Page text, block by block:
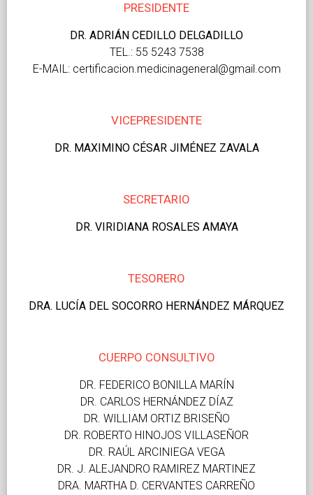
PRESIDENTE
DR. ADRIÁN CEDILLO DELGADILLO
TEL.: 55 5243 7538
E-MAIL: certificacion.medicinageneral@gmail.com
VICEPRESIDENTE
DR. MAXIMINO CÉSAR JIMÉNEZ ZAVALA
SECRETARIO
DR. VIRIDIANA ROSALES AMAYA
TESORERO
DRA. LUCÍA DEL SOCORRO HERNÁNDEZ MÁRQUEZ
CUERPO CONSULTIVO
DR. FEDERICO BONILLA MARÍN
DR. CARLOS HERNÁNDEZ DÍAZ
DR. WILLIAM ORTIZ BRISEÑO
DR. ROBERTO HINOJOS VILLASEÑOR
DR. RAÚL ARCINIEGA VEGA
DR. J. ALEJANDRO RAMIREZ MARTINEZ
DRA. MARTHA D. CERVANTES CARREÑO